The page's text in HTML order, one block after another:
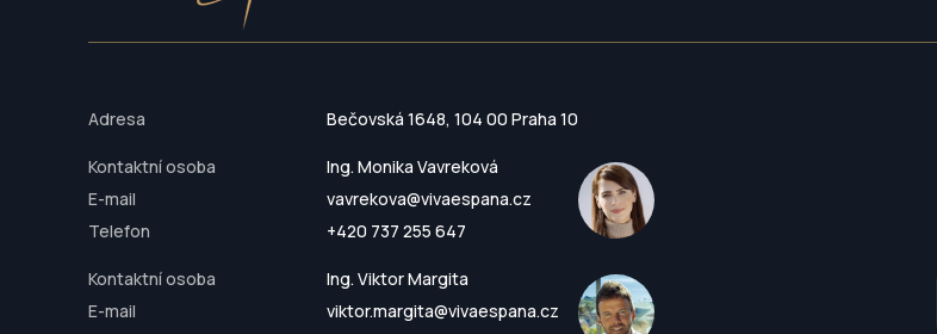
Adresa Bečovská 1648, 104 00 Praha 10
Kontaktní osoba
Ing. Monika Vavreková
E-mail
vavrekova@vivaespana.cz
Telefon
+420 737 255 647
Kontaktní osoba
Ing. Viktor Margita
E-mail
viktor.margita@vivaespana.cz